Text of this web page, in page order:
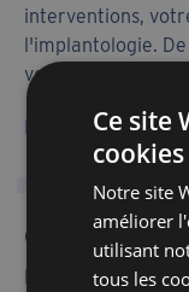
interventions,
l'implantologie.
vous expliquons
En savoir plus
Qu’est-ce
Envie d'améliorer
Ce site
cookies
Notre site
améliorer
utilisant
tous les